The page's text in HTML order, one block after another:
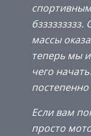
массы
теперь мы
чего
постепенно
Если вам
просто